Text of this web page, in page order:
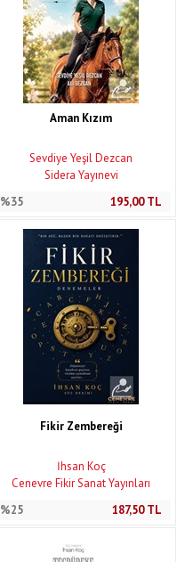
Aman Kızım
Sevdiye Yeşil Dezcan
Sidera Yayınevi
%35
195,00TL
Fikir Zembereği
İhsan Koç
Cenevre Fikir Sanat Yayınları
%25
187,50TL